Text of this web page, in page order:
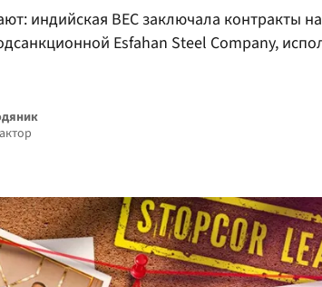
индийская BEC заключала контракты
Esfahan Steel Company,